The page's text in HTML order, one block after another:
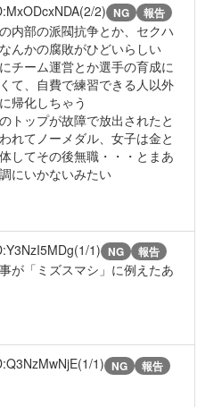
2) NG 報告
内部の派閥抗争とか、セクハ
んかの腐敗がひどいらしい
チーム運営とか選手の育成に
て、自費で練習できる人以外
帰化しちゃう
トップが故障で放出されたと
れてノーメダル、女子は金と
してその後無職・・・とまあ
にいかないみたい
1) NG 報告
が「ミズスマシ」に例えたあ
1) NG 報告